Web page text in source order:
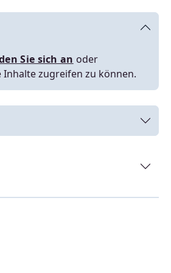
Sie sich an oder
zugreifen zu können.